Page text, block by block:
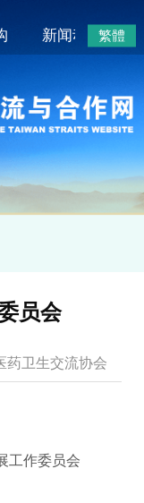
新闻动态繁體
员会
药卫生交流协会
工作委员会